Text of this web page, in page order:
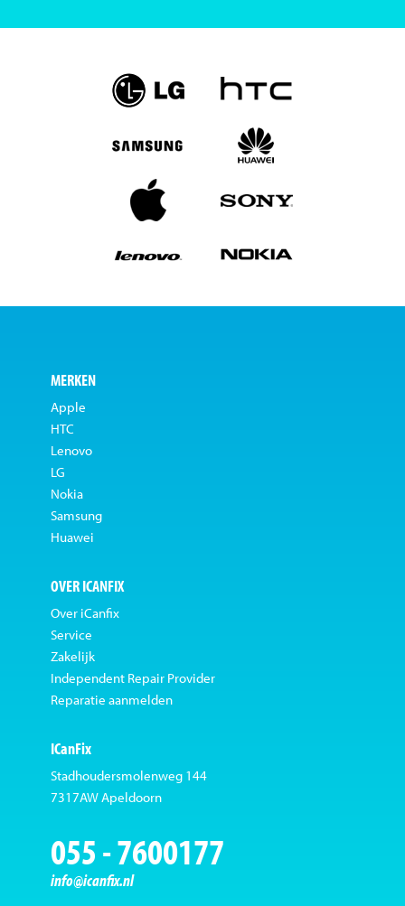
MERKEN
Apple
HTC
Lenovo
LG
Nokia
Samsung
Huawei
OVER ICANFIX
Over iCanfix
Service
Zakelijk
Independent Repair Provider
Reparatie aanmelden
ICanFix
Stadhoudersmolenweg 144
7317AW Apeldoorn
055 - 7600177
info@icanfix.nl